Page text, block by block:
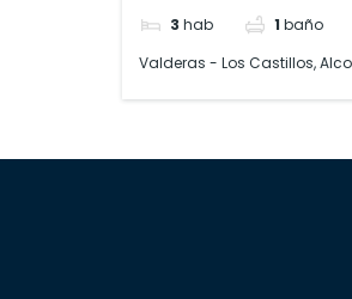
3 hab 1 baño
Valderas - Los Castillos,